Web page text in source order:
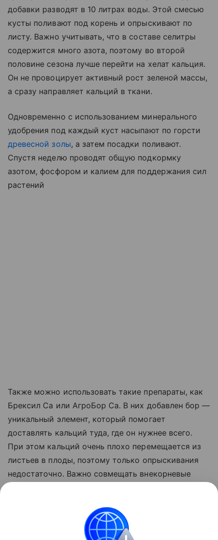
добавки разводят в 10 литрах воды. Этой смесью
кусты поливают под корень и опрыскивают по
листу. Важно учитывать, что в составе селитры
содержится много азота, поэтому во второй
половине сезона лучше перейти на хелат кальция.
Он не провоцирует активный рост зеленой массы,
а сразу направляет кальций в ткани.
Одновременно с использованием минерального
удобрения под каждый куст насыпают по горсти
древесной золы, а затем посадки поливают.
Спустя неделю проводят общую подкормку
азотом, фосфором и калием для поддержания сил
растений
Также можно использовать такие препараты, как
Брексил Са или АгроБор Са. В них добавлен бор —
уникальный элемент, который помогает
доставлять кальций туда, где он нужнее всего.
При этом кальций очень плохо перемещается из
листьев в плоды, поэтому только опрыскивания
недостаточно. Важно совмещать внекорневые
грибки, посадки обрабатывают Фитоспорином или